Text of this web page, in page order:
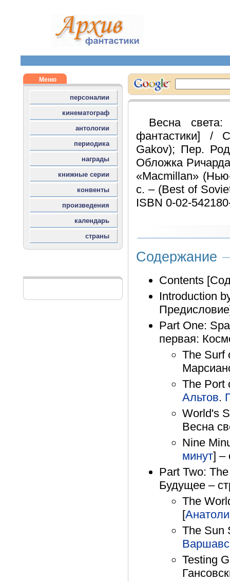
Весна света:
фантастики] /
Gakov); Пер.
Обложка
«Macmillan»
с. – (Best of
ISBN 0-02-
Содержание
Contents
Introduction
Part One:
первая:
The Surf
The Port
Альтов.
World's
Весна
Nine
минут] –
Part Two:
Будущее –
The
[
The Sun
Testing